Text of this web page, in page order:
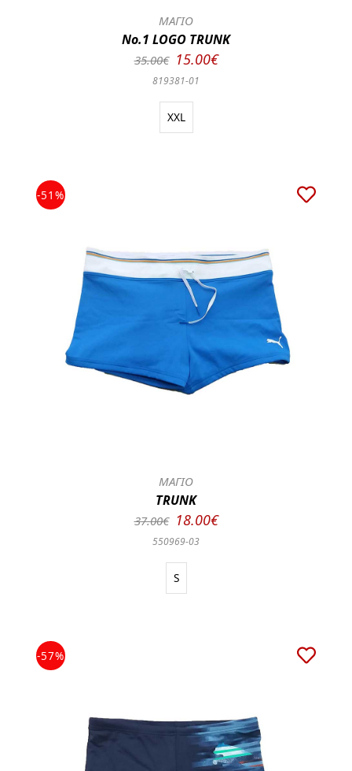
ΜΑΓΙΟ
No.1 LOGO TRUNK
35.00€ 15.00€
819381-01
XXL
-51%
ΜΑΓΙΟ
TRUNK
37.00€ 18.00€
550969-03
S
-57%